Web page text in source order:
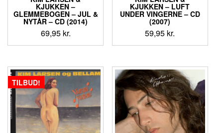
KJUKKEN ‎–
GLEMMEBOGEN – JUL &
NYTÅR – CD (2014)
69,95 kr.
KJUKKEN ‎– LUFT
UNDER VINGERNE – CD
(2007)
59,95 kr.
TILBUD!